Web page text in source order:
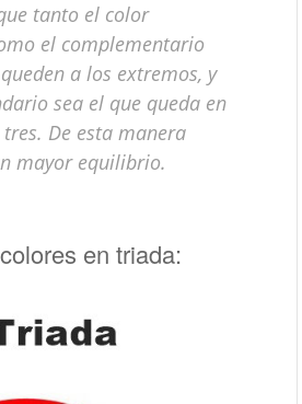
tanto el color
el complementario
a los extremos, y
sea el que queda en
De esta manera
mayor equilibrio.
en triada: